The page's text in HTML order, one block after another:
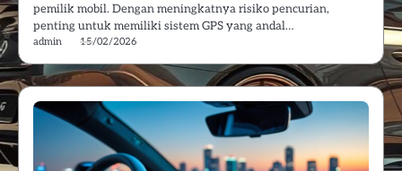
pemilik mobil. Dengan meningkatnya risiko pencurian,
penting untuk memiliki sistem GPS yang andal…
admin 15/02/2026